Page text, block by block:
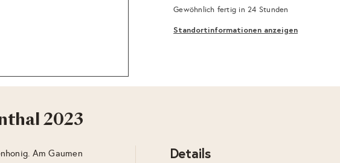
Gewöhnlich fertig in 24 Stunden
Standortinformationen anzeigen
2023
Am Gaumen
Details